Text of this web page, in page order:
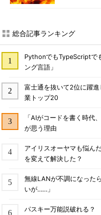
総合記事ランキング
PythonでもTypeScriptで
ング言語」
富士通を抜いて2位に躍
業トップ20
「AIがコードを書く時
が思う理由
アイリスオーヤマも悩ん
を変えて解決した？
無線LANが不調になった
いが……」
パスキー万能説破れる？